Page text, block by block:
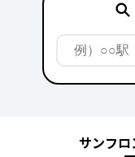
サンフロ